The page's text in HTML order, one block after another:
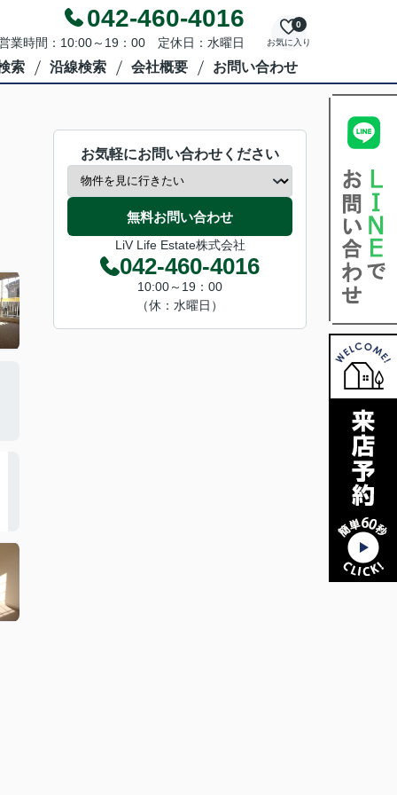
042-460-4016
業時間：10:00～19：00 定休日：水曜日 お気に入り
0
索 沿線検索 会社概要 お問い合わせ
お気軽にお問い合わせください
無料お問い合わせ
LiV Life Estate株式会社
042-460-4016
10:00～19：00
（休：水曜日）